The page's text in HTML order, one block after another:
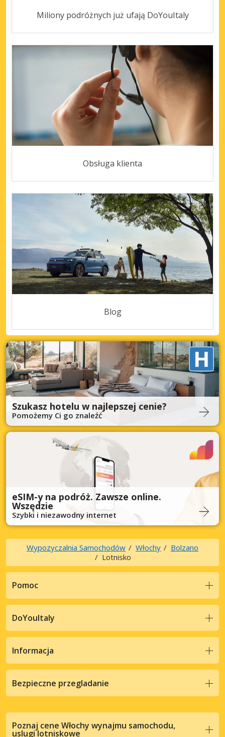
Miliony podróżnych już ufają DoYouItaly
Obsługa klienta
Blog
Szukasz hotelu w najlepszej cenie?
Pomożemy Ci go znaleźć
eSIM-y na podróż. Zawsze online.
Wszędzie
Szybki i niezawodny internet
Wypozyczalnia Samochodów Włochy
Bolzano
Lotnisko
Pomoc
DoYouItaly
Informacja
Bezpieczne przegladanie
Poznaj cene Włochy wynajmu samochodu,
uslugi lotniskowe